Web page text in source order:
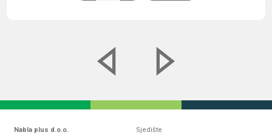
Nabla plus d.o.o.
Sjedište